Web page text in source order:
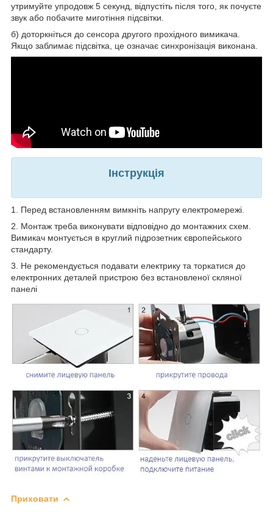
утримуйте упродовж 5 секунд, відпустіть після того, як почуєте
звук або побачите миготіння підсвітки.
б) доторкніться до сенсора другого прохідного вимикача.
Якщо заблимає підсвітка, це означає синхронізація виконана.
Інструкція
1. Перед встановленням вимкніть напругу електромережі.
2. Монтаж треба виконувати відповідно до монтажних схем.
Вимикач монтується в круглий підрозетник європейського
стандарту.
3. Не рекомендується подавати електрику та торкатися до
електронних деталей пристрою без встановленої скляної
панелі
Приховати